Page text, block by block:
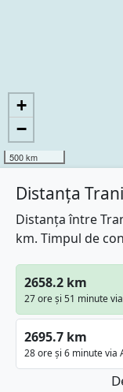
+
−
500 km
Distanța
Distanța între
km. Timpul de
2658.2 km
27 ore și 51 minute
2695.7 km
28 ore și 6 minute via